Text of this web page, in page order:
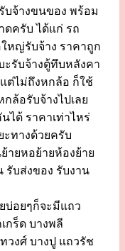
บจ้างขนของ พร้อม
ดครับ ได้แก่ รถ
หญ่รับจ้าง ราคาถูก
รับจ้างตู้ทึบหลังคา
ต่ไม่ถึงหกล้อ ก็ใช้
ล้อรับจ้างไปเลย
ได้ ราคาเท่าไหร่
ทางด้วยครับ
ยหอย้ายห้องย้าย
รับส่งของ รับงาน
อยๆก็จะมีแถว
กร็ด บางพลี
วงศ์ บางปู แถวรัช